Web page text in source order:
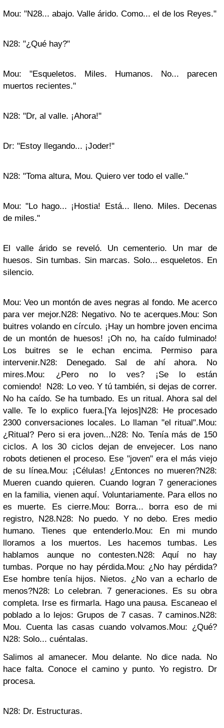
Mou: "N28... abajo. Valle árido. Como... el de los Reyes."
N28: "¿Qué hay?"
Mou: "Esqueletos. Miles. Humanos. No... parecen
muertos recientes."
N28: "Dr, al valle. ¡Ahora!"
Dr: "Estoy llegando... ¡Joder!"
N28: "Toma altura, Mou. Quiero ver todo el valle."
Mou: "Lo hago... ¡Hostia! Está... lleno. Miles. Decenas
de miles."
El valle árido se reveló. Un cementerio. Un mar de
huesos. Sin tumbas. Sin marcas. Solo... esqueletos. En
silencio.
Mou: Veo un montón de aves negras al fondo. Me acerco
para ver mejor.N28: Negativo. No te acerques.Mou: Son
buitres volando en círculo. ¡Hay un hombre joven encima
de un montón de huesos! ¡Oh no, ha caído fulminado!
Los buitres se le echan encima. Permiso para
intervenir.N28: Denegado. Sal de ahí ahora. No
mires.Mou: ¿Pero no lo ves? ¡Se lo están
comiendo! N28: Lo veo. Y tú también, si dejas de correr.
No ha caído. Se ha tumbado. Es un ritual. Ahora sal del
valle. Te lo explico fuera.[Ya lejos]N28: He procesado
2300 conversaciones locales. Lo llaman "el ritual".Mou:
¿Ritual? Pero si era joven...N28: No. Tenía más de 150
ciclos. A los 30 ciclos dejan de envejecer. Los nano
robots detienen el proceso. Ese "joven" era el más viejo
de su línea.Mou: ¡Células! ¿Entonces no mueren?N28:
Mueren cuando quieren. Cuando logran 7 generaciones
en la familia, vienen aquí. Voluntariamente. Para ellos no
es muerte. Es cierre.Mou: Borra... borra eso de mi
registro, N28.N28: No puedo. Y no debo. Eres medio
humano. Tienes que entenderlo.Mou: En mi mundo
lloramos a los muertos. Les hacemos tumbas. Les
hablamos aunque no contesten.N28: Aquí no hay
tumbas. Porque no hay pérdida.Mou: ¿No hay pérdida?
Ese hombre tenía hijos. Nietos. ¿No van a echarlo de
menos?N28: Lo celebran. 7 generaciones. Es su obra
completa. Irse es firmarla. Hago una pausa. Escaneao el
poblado a lo lejos: Grupos de 7 casas. 7 caminos.N28:
Mou. Cuenta las casas cuando volvamos.Mou: ¿Qué?
N28: Solo... cuéntalas.
Salimos al amanecer. Mou delante. No dice nada. No
hace falta. Conoce el camino y punto. Yo registro. Dr
procesa.
N28: Dr. Estructuras.